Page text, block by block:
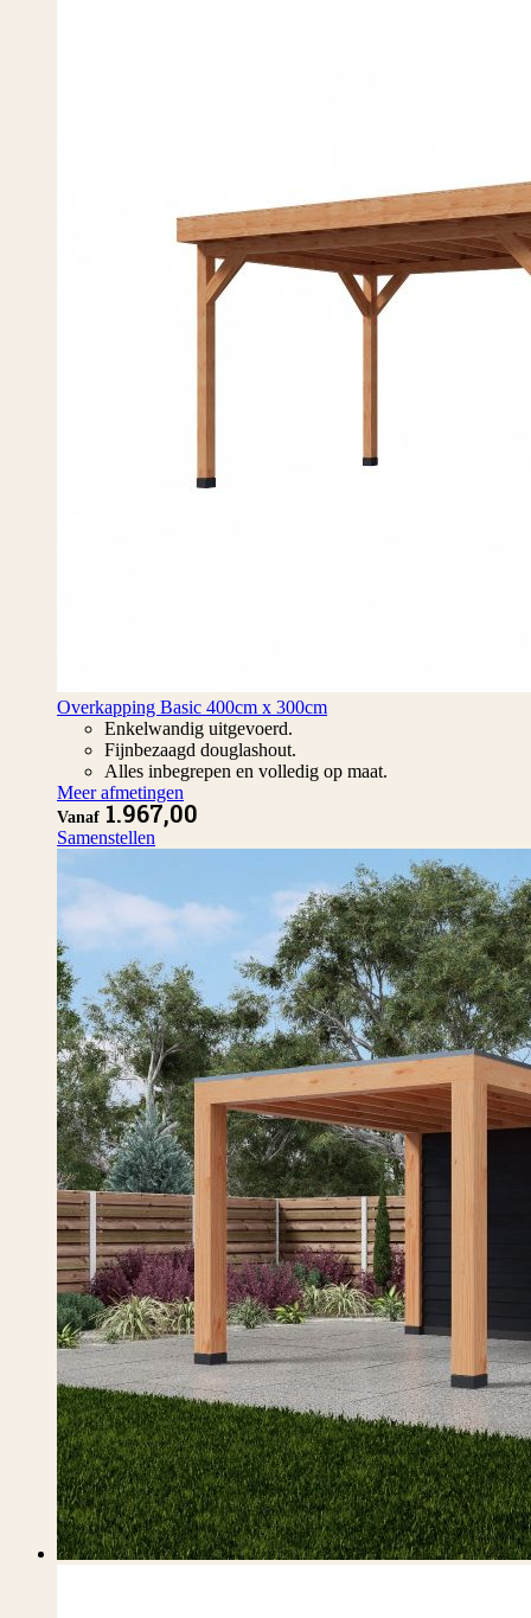
Overkapping Basic 400cm x 300cm
Enkelwandig uitgevoerd.
Fijnbezaagd douglashout.
Alles inbegrepen en volledig op maat.
Meer afmetingen
Vanaf 1.967,00
Samenstellen